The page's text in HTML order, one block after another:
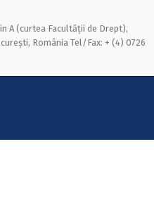
A (curtea Facultății de Drept),
România Tel/Fax: + (4) 0726